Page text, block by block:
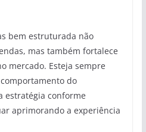
bem estruturada não
mas também fortalece
mercado. Esteja sempre
do
estratégia conforme
aprimorando a experiência